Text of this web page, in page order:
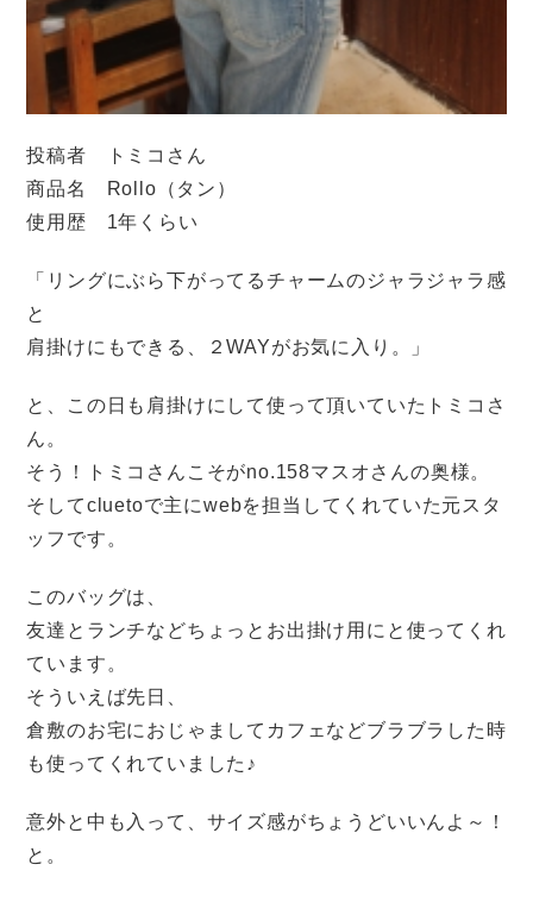
投稿者 トミコさん
商品名 Rollo（タン）
使用歴 1年くらい
「リングにぶら下がってるチャームのジャラジャラ感
と
肩掛けにもできる、２WAYがお気に入り。」
と、この日も肩掛けにして使って頂いていたトミコさ
ん。
そう！トミコさんこそがno.158マスオさんの奥様。
そしてcluetoで主にwebを担当してくれていた元スタ
ッフです。
このバッグは、
友達とランチなどちょっとお出掛け用にと使ってくれ
ています。
そういえば先日、
倉敷のお宅におじゃましてカフェなどブラブラした時
も使ってくれていました♪
意外と中も入って、サイズ感がちょうどいいんよ～！
と。